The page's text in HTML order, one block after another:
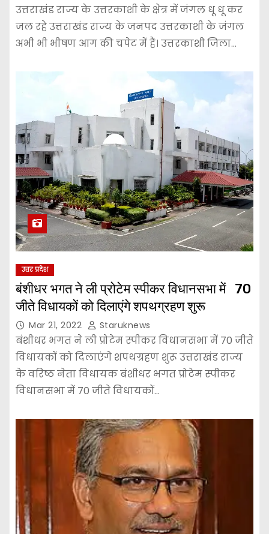
उत्तराखंड राज्य के उत्तरकाशी के क्षेत्र में जंगल धू धू कर
जल रहे उत्तराखंड राज्य के जनपद उत्तरकाशी के जंगल
अभी भी भीषण आग की चपेट में हैं। उत्तरकाशी जिला…
उत्तर प्रदेश
बंशीधर भगत ने ली प्रोटेम स्पीकर विधानसभा में 70
जीते विधायकों को दिलाएंगे शपथग्रहण शुरू
Mar 21, 2022 Staruknews
बंशीधर भगत ने ली प्रोटेम स्पीकर विधानसभा में 70 जीते
विधायकों को दिलाएंगे शपथग्रहण शुरू उत्तराखंड राज्य
के वरिष्ठ नेता विधायक बंशीधर भगत प्रोटेम स्पीकर
विधानसभा में 70 जीते विधायकों…